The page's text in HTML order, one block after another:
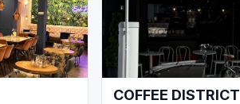
COFFEE DISTRICT